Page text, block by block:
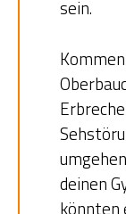
sein.
deinen
könnten